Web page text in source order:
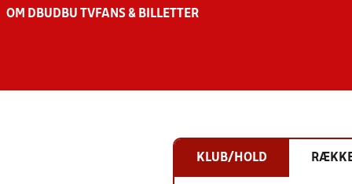
OM DBU DBU TV FANS & BILLETTER
KLUB/HOLD